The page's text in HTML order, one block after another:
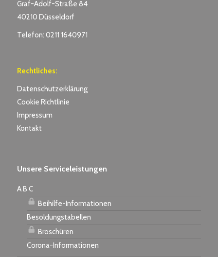
Graf-Adolf-Straße 84
40210 Düsseldorf
Telefon: 0211 1640971
Rechtliches:
Datenschutzerklärung
Cookie Richtlinie
Impressum
Kontakt
Unsere Serviceleistungen
A B C
Beihilfe-Informationen
Besoldungstabellen
Broschüren
Corona-Informationen